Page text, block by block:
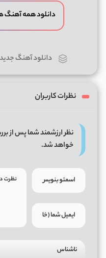
دانلود همه آهنگ
دانلود آهنگ جدید
نظرات کاربران
نظر ارزشمند شما پس از
خواهد شد.
ناشناس